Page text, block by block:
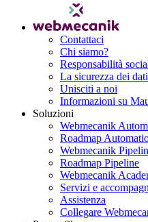
Contattaci
Chi siamo?
Responsabilità
La sicurezza dei
Unisciti a noi
Informazioni su
Soluzioni
Webmecanik
Roadmap
Webmecanik
Roadmap Pipeline
Webmecanik
Servizi e
Assistenza
Collegare